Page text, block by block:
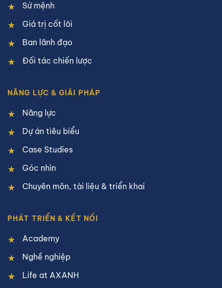
Sứ mệnh
Giá trị cốt lõi
Ban lãnh đạo
Đối tác chiến lược
NĂNG LỰC & GIẢI PHÁP
Năng lực
Dự án tiêu biểu
Case Studies
Góc nhìn
Chuyên môn, tài liệu & triển khai
PHÁT TRIỂN & KẾT NỐI
Academy
Nghề nghiệp
Life at AXANH